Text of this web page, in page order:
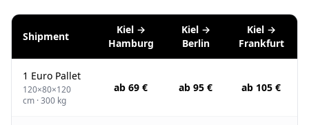
Shipment
Kiel →
Hamburg
Kiel →
Berlin
Kiel →
Frankfurt
1 Euro Pallet
120×80×120
cm · 300 kg
ab 69 € ab 95 € ab 105 €